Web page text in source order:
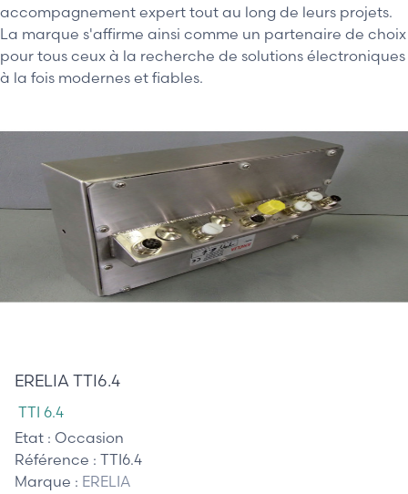
accompagnement expert tout au long de leurs projets.
La marque s'affirme ainsi comme un partenaire de choix
pour tous ceux à la recherche de solutions électroniques
à la fois modernes et fiables.
ERELIA TTI6.4
TTI 6.4
Etat : Occasion
Référence : TTI6.4
Marque : ERELIA